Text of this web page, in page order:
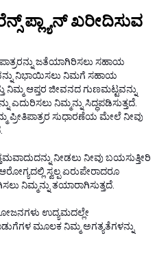
ಪ್ಲ್ಯಾನ್ ಖರೀದಿಸುವ
ಜತೆಯಾಗಿರಿಸಲು ಸಹಾಯ
ನಿಭಾಯಿಸಲು ನಿಮಗೆ ಸಹಾಯ
ನಿಮ್ಮ ಆಪ್ತರ ಜೀವನದ ಗುಣಮಟ್ಟವನ್ನು
ನಿಮ್ಮನ್ನು ಸಿದ್ಧಪಡಿಸುತ್ತದೆ.
ಪ್ರೀತಿಪಾತ್ರರ ಸುಧಾರಣೆಯ ಮೇಲೆ ನೀವು
ನೀಡಲು ನೀವು ಬಯಸುತ್ತೀರಿ
ಸ್ವಲ್ಪ ಏರುಪೇರಾದರೂ
ನಿಮ್ಮನ್ನು ತಯಾರಾಗಿಸುತ್ತದೆ.
ಉದ್ಯಮದಲ್ಲೇ
ಮೂಲಕ ನಿಮ್ಮ ಅಗತ್ಯತೆಗಳನ್ನು